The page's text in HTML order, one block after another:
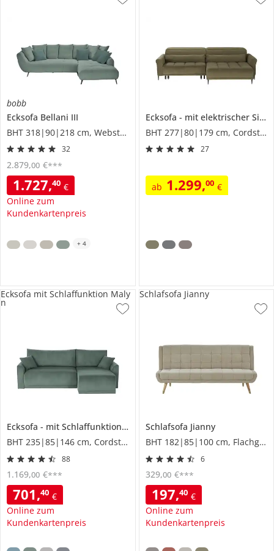
bobb
Ecksofa Bellani III
BHT 318|90|218 cm, Webstoff
32
1.727,40 €
Online zum
Kundenkartenpreis
2.879,00 €***
+ 4
Ecksofa
mit elektrischer Sitztiefenverstellung
BHT 277|80|179 cm, Cordstoff
27
ab 1.299,00 €
Ecksofa mit Schlaffunktion
Malyn
BHT 235|85|146 cm, Cordstoff
88
701,40 €
Online zum
Kundenkartenpreis
1.169,00 €***
Ecksofa mit Schlaffunktion Maly
n
Schlafsofa Jianny
BHT 182|85|100 cm, Flachgewebe
6
197,40 €
Online zum
Kundenkartenpreis
329,00 €***
Schlafsofa Jianny